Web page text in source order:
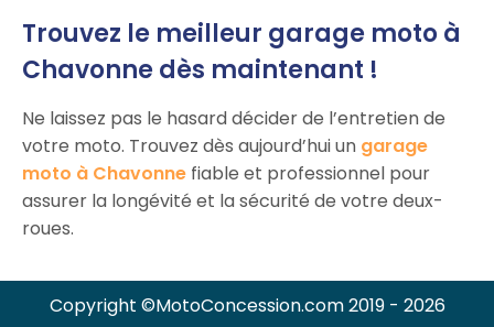
Trouvez le meilleur garage moto à
Chavonne dès maintenant !
Ne laissez pas le hasard décider de l’entretien de
votre moto. Trouvez dès aujourd’hui un garage
moto à Chavonne fiable et professionnel pour
assurer la longévité et la sécurité de votre deux-
roues.
Copyright ©MotoConcession.com 2019 - 2026